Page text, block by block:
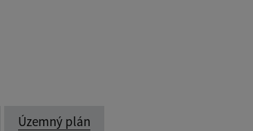
Územný plán